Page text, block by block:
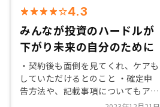
4.3
みんなが投資のハードルが
下がり未来の自分のために
・契約後も面倒を見てくれ、ケアも
していただけるとのこと ・確定申
告方法や、記載事項についてもアド
バスをしていただけ点 ・全く知ら